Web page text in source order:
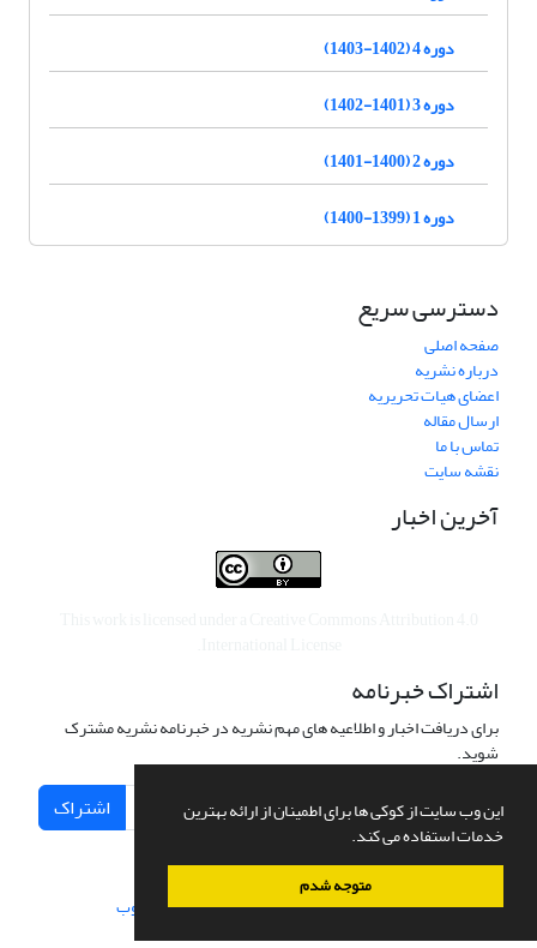
این وب سایت از کوکی ها برای اطمینان از ارائه بهترین
خدمات استفاده می کند.
متوجه شدم
دوره 4 (1402-1403)
دوره 3 (1401-1402)
دوره 2 (1400-1401)
دوره 1 (1399-1400)
دسترسی سریع
صفحه اصلی
درباره نشریه
اعضای هیات تحریریه
ارسال مقاله
تماس با ما
نقشه سایت
آخرین اخبار
اشتراک خبرنامه
برای دریافت اخبار و اطلاعیه های مهم نشریه در خبرنامه نشریه مشترک
شوید.
اشتراک
سامانه مدیریت نشریات علمی.طراحی و پیاده سازی از سیناوب